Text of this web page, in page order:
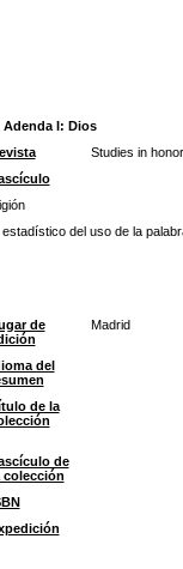
Adenda I: Dios
Studies in
del uso de la
de
Madrid
del
de la
de
colección